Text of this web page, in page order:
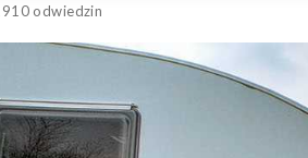
odwiedzin